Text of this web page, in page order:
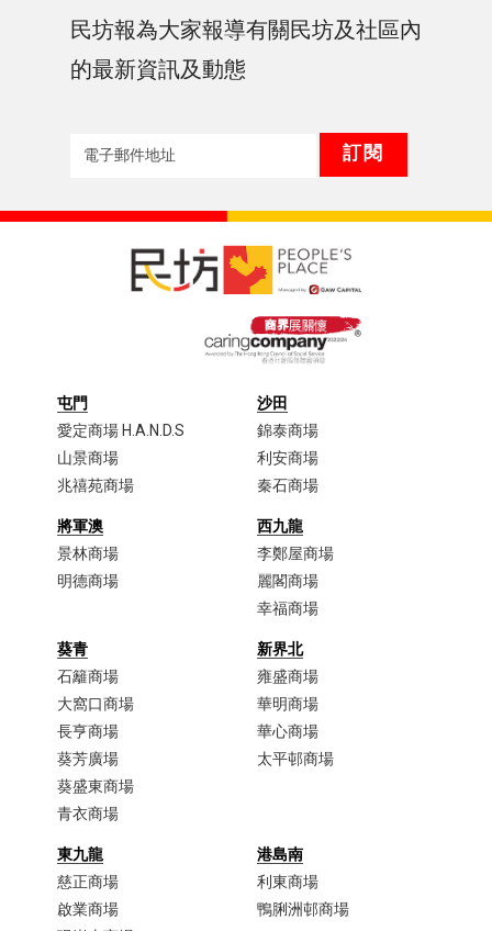
民坊報為大家報導有關民坊及社區內
的最新資訊及動態
屯門
愛定商場 H.A.N.D.S
山景商場
兆禧苑商場
沙田
錦泰商場
利安商場
秦石商場
將軍澳
景林商場
明德商場
西九龍
李鄭屋商場​
麗閣商場
幸福商場
葵青
石籬商場
大窩口商場​
長亨商場
葵芳廣場
葵盛東商場
青衣商場​
新界北
雍盛商場
華明商場
華心商場
太平邨商場
東九龍
慈正商場​
啟業商場​
港島南
利東商場
鴨脷洲邨商場